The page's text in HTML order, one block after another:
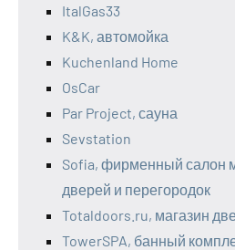
ItalGas33
K&K, автомойка
Kuchenland Home
OsCar
Par Project, сауна
Sevstation
Sofia, фирменный салон
дверей и перегородок
Totaldoors.ru, магазин
TowerSPA, банный